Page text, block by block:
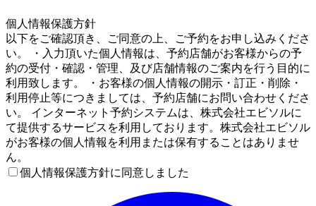
個人情報保護方針
以下をご確認頂き、ご同意の上、ご予約をお申し込みくださ
い。 ・入力頂いた個人情報は、予約店舗がお客様からの予
約の受付・確認・管理、及び店舗情報のご案内を行う目的に
利用致します。 ・お客様の個人情報の開示・訂正・削除・
利用停止等につきましては、予約店舗にお問い合わせくださ
い。 インターネット予約システムは、株式会社エビソルに
て提供するサービスを利用しております。株式会社エビソル
がお客様の個人情報を利用または保有することはありませ
ん。
個人情報保護方針に同意しました